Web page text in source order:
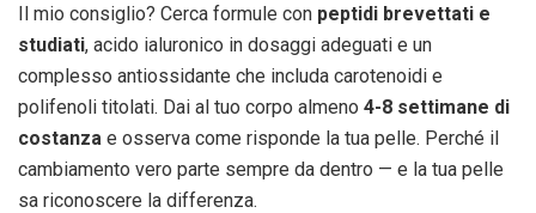
Il mio consiglio? Cerca formule con peptidi brevettati e
studiati, acido ialuronico in dosaggi adeguati e un
complesso antiossidante che includa carotenoidi e
polifenoli titolati. Dai al tuo corpo almeno 4-8 settimane di
costanza e osserva come risponde la tua pelle. Perché il
cambiamento vero parte sempre da dentro — e la tua pelle
sa riconoscere la differenza.